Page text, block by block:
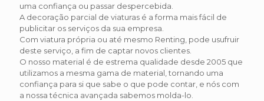
uma confiança ou passar despercebida.
A decoração parcial de viaturas é a forma mais fácil de
publicitar os serviços da sua empresa.
Com viatura própria ou até mesmo Renting, pode usufruir
deste serviço, a fim de captar novos clientes.
O nosso material é de estrema qualidade desde 2005 que
utilizamos a mesma gama de material, tornando uma
confiança para si que sabe o que pode contar, e nós com
a nossa técnica avançada sabemos molda-lo.